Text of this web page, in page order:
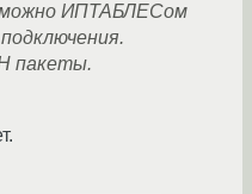
ИПТАБЛЕСом
пакеты.